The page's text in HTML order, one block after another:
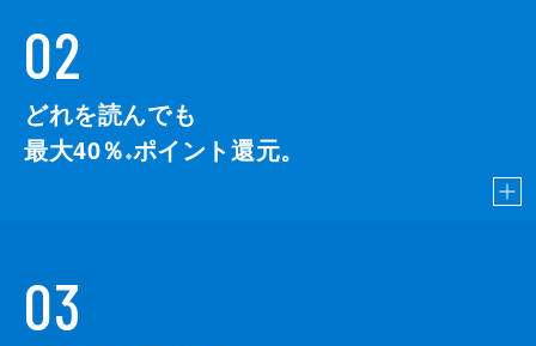
02
どれを読んでも
最大40％ ※ポイント還元。
03